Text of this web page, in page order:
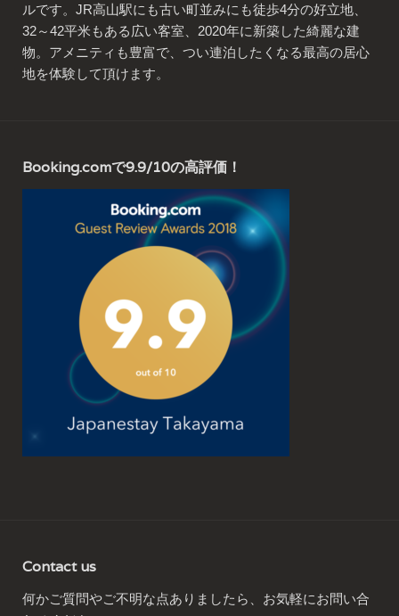
ルです。JR高山駅にも古い町並みにも徒歩4分の好立地、
32～42平米もある広い客室、2020年に新築した綺麗な建
物。アメニティも豊富で、つい連泊したくなる最高の居心
地を体験して頂けます。
Booking.comで9.9/10の高評価！
Contact us
何かご質問やご不明な点ありましたら、お気軽にお問い合